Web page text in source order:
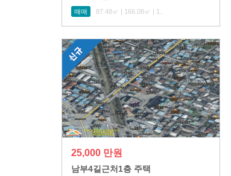
매매 87.48㎡ | 166.08㎡ | 1..
25,000 만원
남부4길근처1층 주택